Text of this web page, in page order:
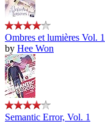
Ombres et lumières Vol. 1
by Hee Won
Semantic Error, Vol. 1